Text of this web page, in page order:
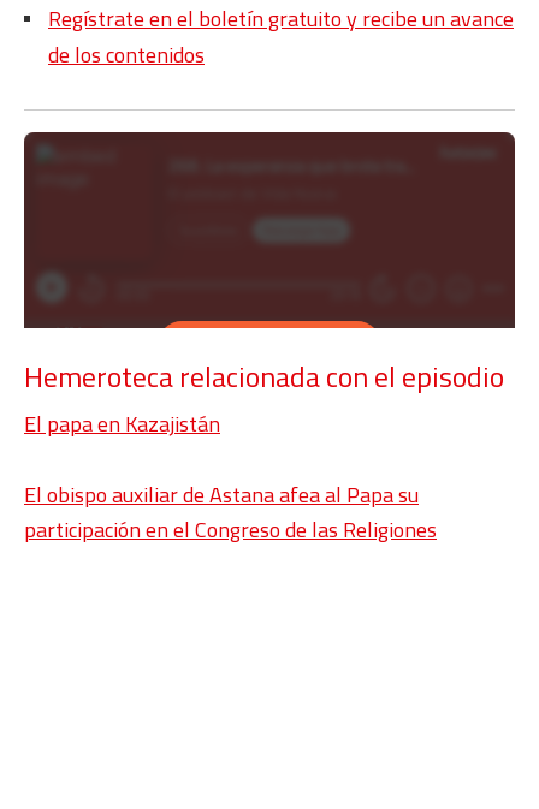
Regístrate en el boletín gratuito y recibe un avance
de los contenidos
Hemeroteca relacionada con el episodio
El papa en Kazajistán
El obispo auxiliar de Astana afea al Papa su
participación en el Congreso de las Religiones